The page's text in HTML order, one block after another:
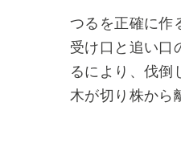
つるを正確に作
受け口と追い口
るにより、伐倒
木が切り株から